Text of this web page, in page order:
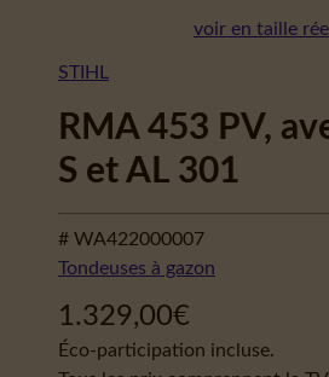
voir en taille
STIHL
RMA 453 PV,
S et AL 301
# WA422000007
Tondeuses à gazon
1.329,00€
Éco-participation incluse.